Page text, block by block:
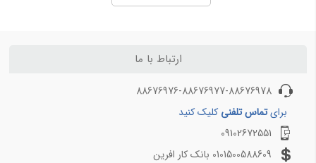
مسیرهای منتخب بلیط هواپیما و چارتر 4
بلیط هواپیما اهواز به تهران
بلیط هواپیما اهواز به مشهد
ارتباط با ما
88676976-88676977-88676978
برایتماس تلفنی کلیک کنید
09102672551
0101500588609 بانک کار افرین